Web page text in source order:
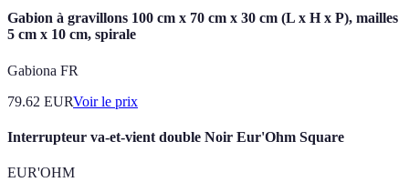
Gabion à gravillons 100 cm x 70 cm x 30 cm (L x H x P), mailles
5 cm x 10 cm, spirale
Gabiona FR
79.62 EURVoir le prix
Interrupteur va-et-vient double Noir Eur'Ohm Square
EUR'OHM